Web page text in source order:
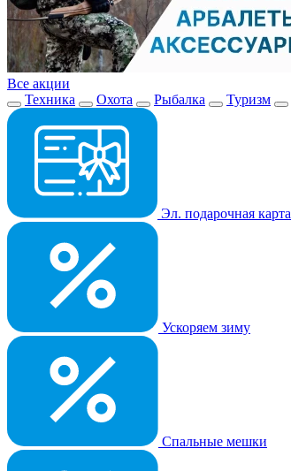
Все акции
Техника
Охота Рыбалка Туризм
Эл. подарочная карта
Ускоряем зиму
Спальные мешки